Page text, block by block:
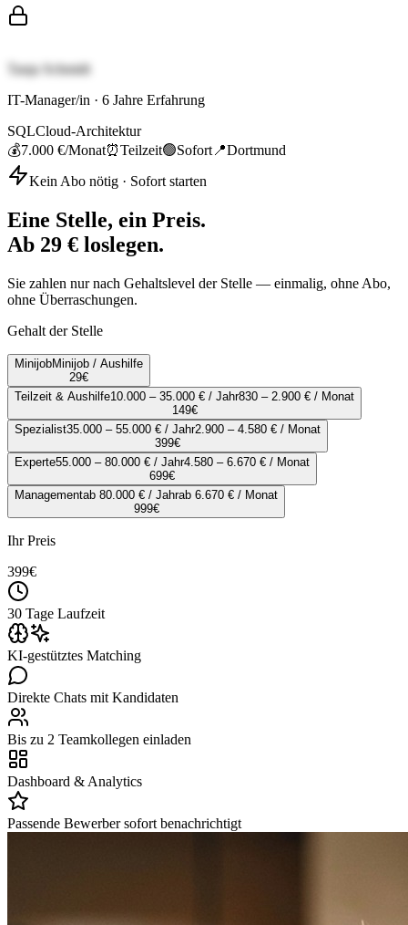
Tanja Schmidt
IT-Manager/in · 6 Jahre Erfahrung
SQLCloud-Architektur
💰7.000 €/Monat⏰Teilzeit🟢Sofort 📍Dortmund
Kein Abo nötig · Sofort starten
Eine Stelle, ein Preis.
Ab 29 € loslegen.
Sie zahlen nur nach Gehaltslevel der Stelle — einmalig, ohne Abo,
ohne Überraschungen.
Gehalt der Stelle
MinijobMinijob / Aushilfe
29€
Teilzeit & Aushilfe10.000 – 35.000 € / Jahr830 – 2.900 € / Monat
149€
Spezialist35.000 – 55.000 € / Jahr2.900 – 4.580 € / Monat
399€
Experte55.000 – 80.000 € / Jahr4.580 – 6.670 € / Monat
699€
Managementab 80.000 € / Jahrab 6.670 € / Monat
999€
Ihr Preis
399€
30 Tage Laufzeit
KI-gestütztes Matching
Direkte Chats mit Kandidaten
Bis zu 2 Teamkollegen einladen
Dashboard & Analytics
Passende Bewerber sofort benachrichtigt